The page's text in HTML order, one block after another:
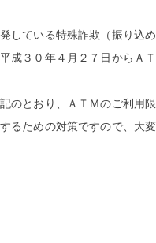
している特殊詐欺（振り込め
成３０年４月２７日からＡＴ
のとおり、ＡＴＭのご利用限
るための対策ですので、大変